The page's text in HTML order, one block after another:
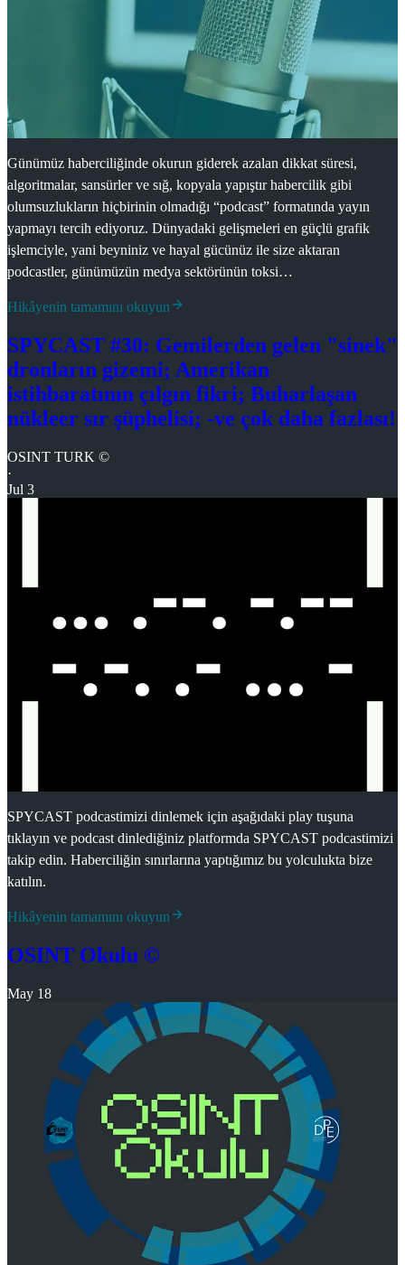
Günümüz haberciliğinde okurun giderek azalan dikkat süresi,
algoritmalar, sansürler ve sığ, kopyala yapıştır habercilik gibi
olumsuzlukların hiçbirinin olmadığı “podcast” formatında yayın
yapmayı tercih ediyoruz. Dünyadaki gelişmeleri en güçlü grafik
işlemciyle, yani beyniniz ve hayal gücünüz ile size aktaran
podcastler, günümüzün medya sektörünün toksi…
Hikâyenin tamamını okuyun
SPYCAST #30: Gemilerden gelen "sinek"
dronların gizemi; Amerikan
istihbaratının çılgın fikri; Buharlaşan
nükleer sır şüphelisi; -ve çok daha fazlası!
OSINT TURK ©
·
Jul 3
SPYCAST podcastimizi dinlemek için aşağıdaki play tuşuna
tıklayın ve podcast dinlediğiniz platformda SPYCAST podcastimizi
takip edin. Haberciliğin sınırlarına yaptığımız bu yolculukta bize
katılın.
Hikâyenin tamamını okuyun
OSINT Okulu ©
May 18